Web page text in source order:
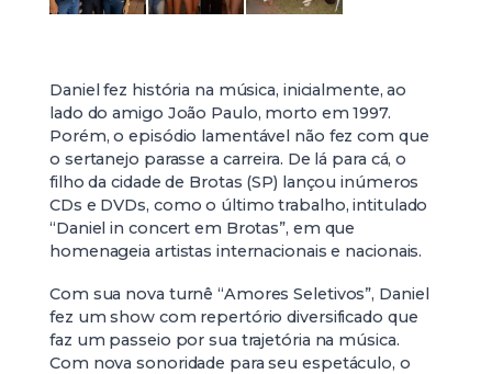
Daniel fez história na música, inicialmente, ao
lado do amigo João Paulo, morto em 1997.
Porém, o episódio lamentável não fez com que
o sertanejo parasse a carreira. De lá para cá, o
filho da cidade de Brotas (SP) lançou inúmeros
CDs e DVDs, como o último trabalho, intitulado
“Daniel in concert em Brotas”, em que
homenageia artistas internacionais e nacionais.
Com sua nova turnê “Amores Seletivos”, Daniel
fez um show com repertório diversificado que
faz um passeio por sua trajetória na música.
Com nova sonoridade para seu espetáculo, o